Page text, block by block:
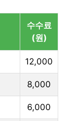
수수료
(원)
12,000
8,000
6,000